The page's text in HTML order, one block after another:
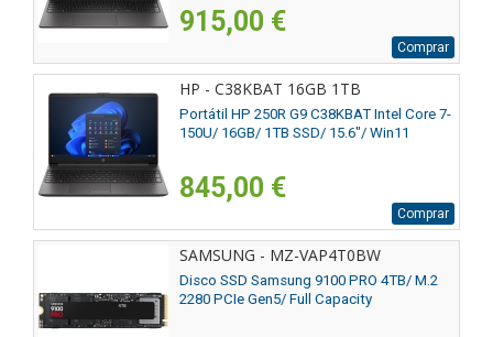
915,00 €
Comprar
HP - C38KBAT 16GB 1TB
Portátil HP 250R G9 C38KBAT Intel Core 7-
150U/ 16GB/ 1TB SSD/ 15.6"/ Win11
845,00 €
Comprar
SAMSUNG - MZ-VAP4T0BW
Disco SSD Samsung 9100 PRO 4TB/ M.2
2280 PCIe Gen5/ Full Capacity